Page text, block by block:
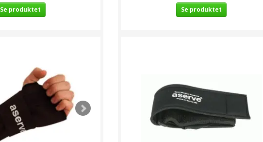
Se produktet Se produktet